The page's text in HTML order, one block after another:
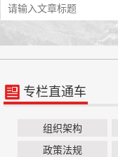
专栏直通车
组织架构
政策法规